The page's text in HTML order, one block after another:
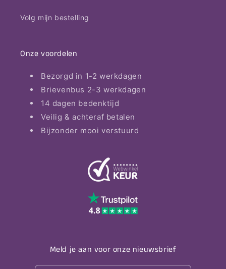
Volg mijn bestelling
Onze voordelen
Bezorgd in 1-2 werkdagen
Brievenbus 2-3 werkdagen
14 dagen bedenktijd
Veilig & achteraf betalen
Bijzonder mooi verstuurd
Meld je aan voor onze nieuwsbrief